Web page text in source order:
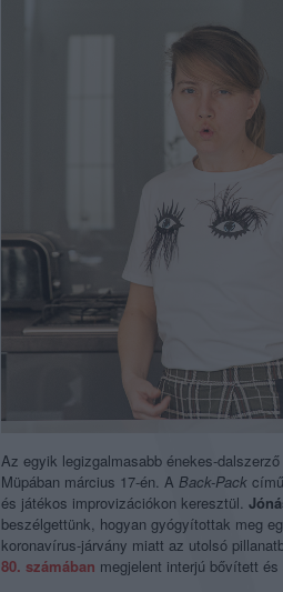
Az egyik legizgalmasabb énekes-
Müpában március 17-én. A Back-Pack
és játékos improvizációkon keresztül.
beszélgettünk, hogyan gyógyítottak meg
koronavírus-járvány miatt az utolsó
80. számában megjelent interjú bővített